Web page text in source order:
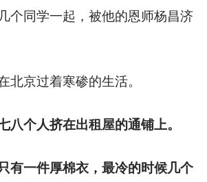
个同学一起，被他的恩师杨昌济
北京过着寒碜的生活。
八个人挤在出租屋的通铺上。
有一件厚棉衣，最冷的时候几个